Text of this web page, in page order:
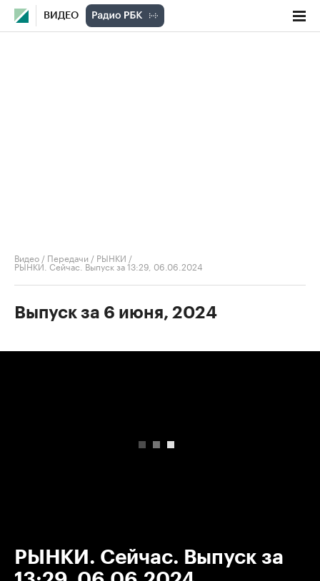
ВИДЕО
Видео / Передачи / РЫНКИ /
РЫНКИ. Сейчас. Выпуск за 13:29, 06.06.2024
Выпуск за 6 июня, 2024
РЫНКИ. Сейчас. Выпуск за